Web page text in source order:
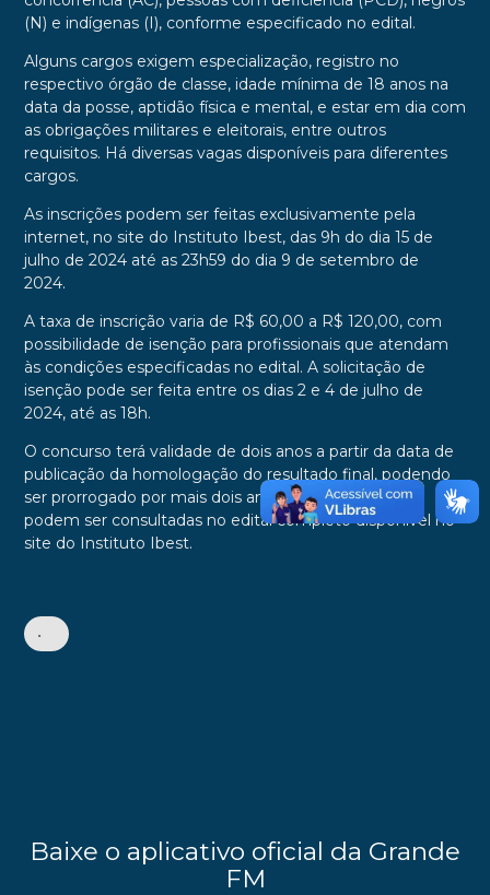
(N) e indígenas (I), conforme especificado no edital.
Alguns cargos exigem especialização, registro no
respectivo órgão de classe, idade mínima de 18 anos na
data da posse, aptidão física e mental, e estar em dia com
as obrigações militares e eleitorais, entre outros
requisitos. Há diversas vagas disponíveis para diferentes
cargos.
As inscrições podem ser feitas exclusivamente pela
internet, no site do Instituto Ibest, das 9h do dia 15 de
julho de 2024 até as 23h59 do dia 9 de setembro de
2024.
A taxa de inscrição varia de R$ 60,00 a R$ 120,00, com
possibilidade de isenção para profissionais que atendam
às condições especificadas no edital. A solicitação de
isenção pode ser feita entre os dias 2 e 4 de julho de
2024, até as 18h.
O concurso terá validade de dois anos a partir da data de
publicação da homologação do resultado final, podendo
ser prorrogado por mais dois anos. Mais informações
podem ser consultadas no edital completo disponível no
site do Instituto Ibest.
•
Baixe o aplicativo oficial da Grande
FM